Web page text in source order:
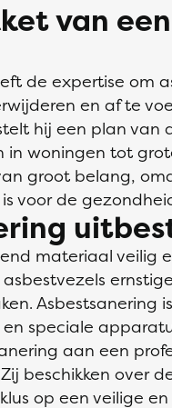
van
de expertise om
en af te
hij een plan van
in woningen tot
groot belang,
voor de
materiaal veilig
ernstige
Asbestsanering
speciale
aan een
beschikken over
op een veilige